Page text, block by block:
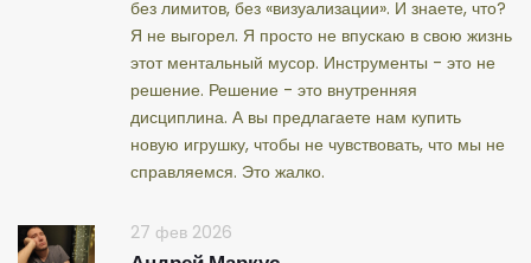
без лимитов, без «визуализации». И знаете, что?
Я не выгорел. Я просто не впускаю в свою жизнь
этот ментальный мусор. Инструменты - это не
решение. Решение - это внутренняя
дисциплина. А вы предлагаете нам купить
новую игрушку, чтобы не чувствовать, что мы не
справляемся. Это жалко.
27 фев 2026